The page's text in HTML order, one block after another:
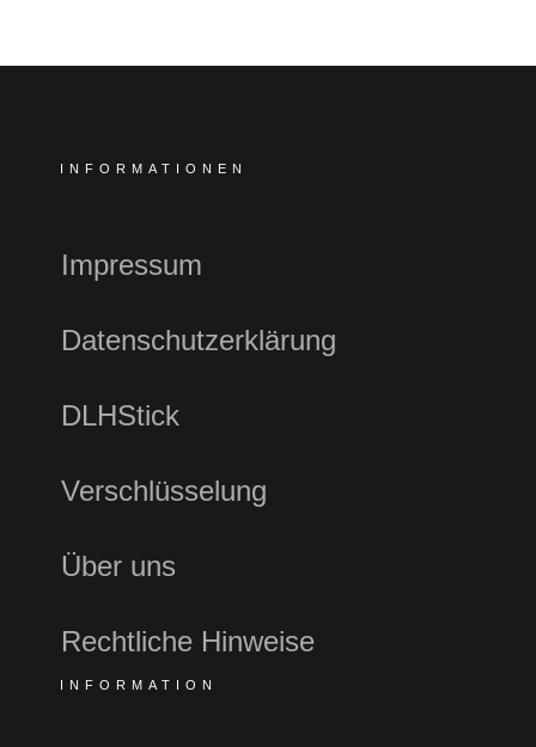
INFORMATIONEN
Impressum
Datenschutzerklärung
DLHStick
Verschlüsselung
Über uns
Rechtliche Hinweise
INFORMATION